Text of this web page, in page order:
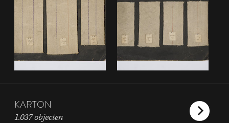
KARTON
1.037 objecten